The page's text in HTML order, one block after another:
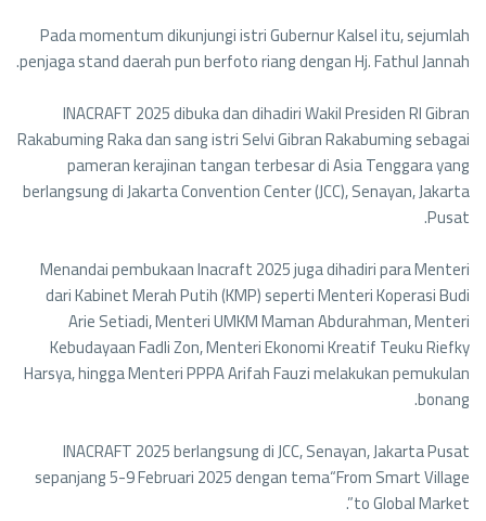
Pada momentum dikunjungi istri Gubernur Kalsel itu, sejumlah
penjaga stand daerah pun berfoto riang dengan Hj. Fathul Jannah.
INACRAFT 2025 dibuka dan dihadiri Wakil Presiden RI Gibran
Rakabuming Raka dan sang istri Selvi Gibran Rakabuming sebagai
pameran kerajinan tangan terbesar di Asia Tenggara yang
berlangsung di Jakarta Convention Center (JCC), Senayan, Jakarta
Pusat.
Menandai pembukaan Inacraft 2025 juga dihadiri para Menteri
dari Kabinet Merah Putih (KMP) seperti Menteri Koperasi Budi
Arie Setiadi, Menteri UMKM Maman Abdurahman, Menteri
Kebudayaan Fadli Zon, Menteri Ekonomi Kreatif Teuku Riefky
Harsya, hingga Menteri PPPA Arifah Fauzi melakukan pemukulan
bonang.
INACRAFT 2025 berlangsung di JCC, Senayan, Jakarta Pusat
sepanjang 5-9 Februari 2025 dengan tema“From Smart Village
to Global Market”.